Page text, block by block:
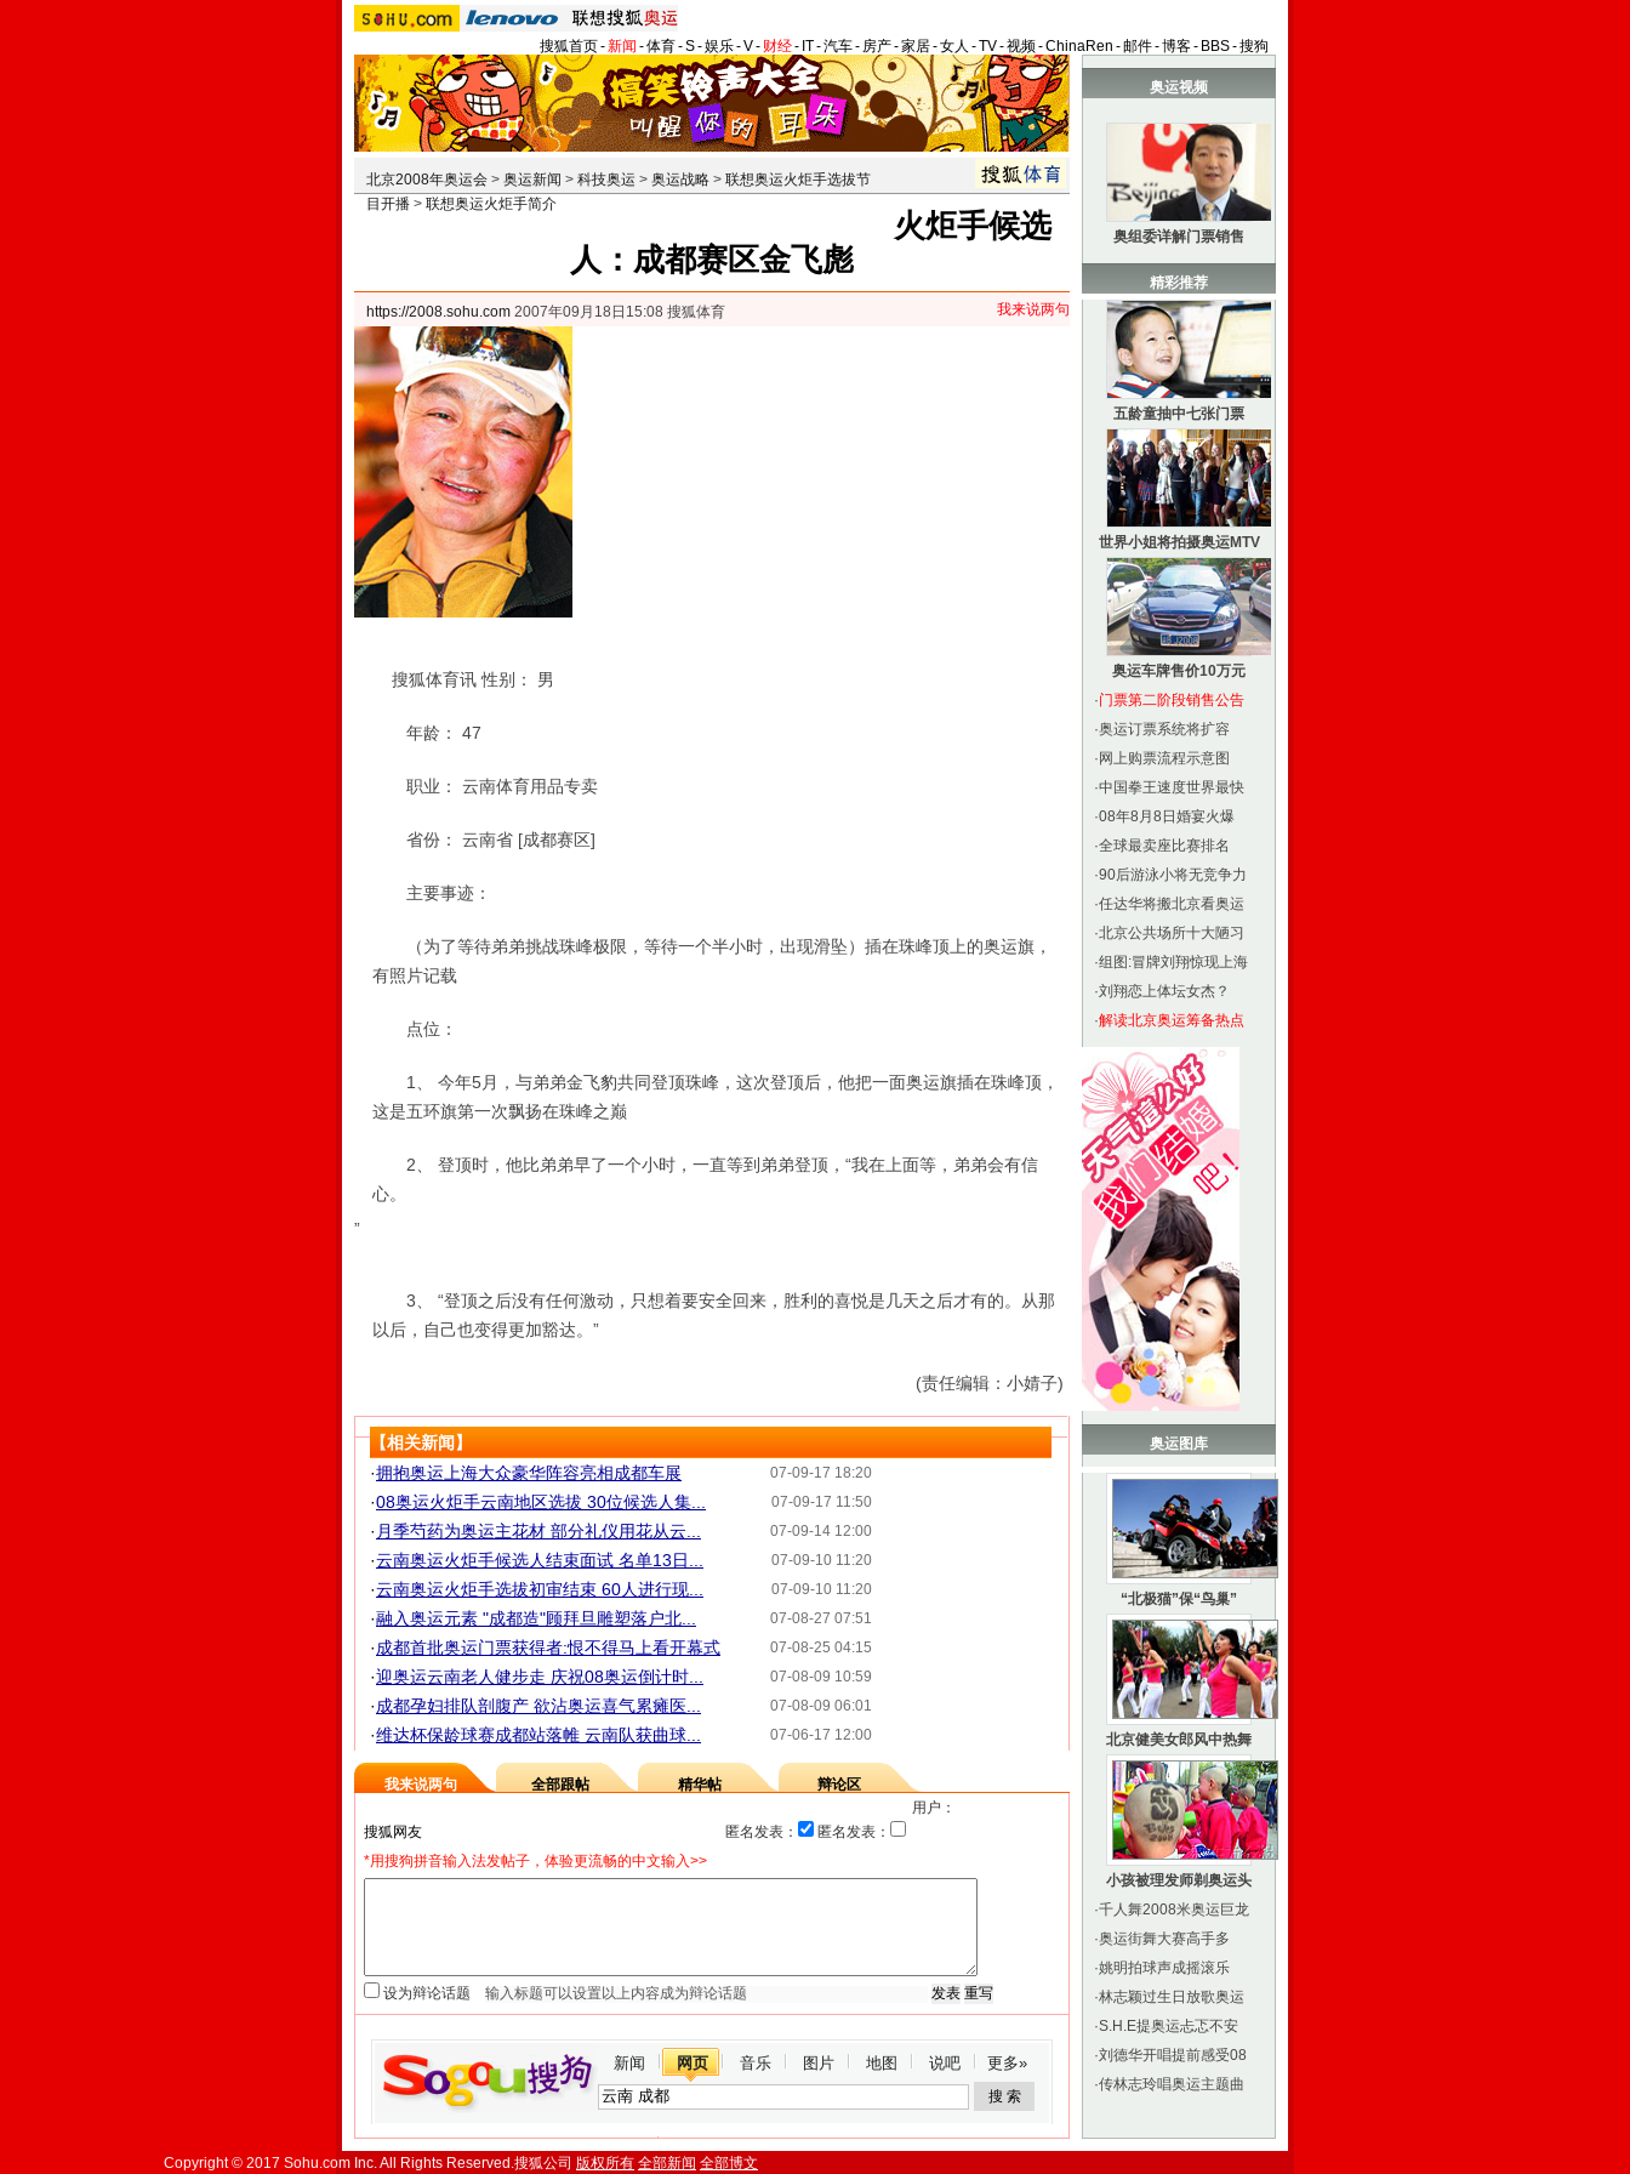
搜狐首页-新闻 -体育-S-娱乐-V- 财经- IT-汽车- 房产-家居-女人 -TV-视频-ChinaRen -邮件-博客- BBS-搜狗
北京2008年奥运会 > 奥运新闻 > 科技奥运 > 奥运战略 > 联想奥运火炬手选拔节
目开播 > 联想奥运火炬手简介
火炬手候选
人：成都赛区金飞彪
https://2008.sohu.com 2007年09月18日15:08 搜狐体育 我来说两句
搜狐体育讯 性别： 男
年龄： 47
职业： 云南体育用品专卖
省份： 云南省 [成都赛区]
主要事迹：
（为了等待弟弟挑战珠峰极限，等待一个半小时，出现滑坠）插在珠峰顶上的奥运旗，
有照片记载
点位：
1、 今年5月，与弟弟金飞豹共同登顶珠峰，这次登顶后，他把一面奥运旗插在珠峰顶，
这是五环旗第一次飘扬在珠峰之巅
2、 登顶时，他比弟弟早了一个小时，一直等到弟弟登顶，“我在上面等，弟弟会有信
心。
”
3、 “登顶之后没有任何激动，只想着要安全回来，胜利的喜悦是几天之后才有的。从那
以后，自己也变得更加豁达。”
(责任编辑：小婧子)
【相关新闻】
07-09-17 18:20
·拥抱奥运上海大众豪华阵容亮相成都车展
07-09-17 11:50
·08奥运火炬手云南地区选拔 30位候选人集...
07-09-14 12:00
· 月季芍药为奥运主花材 部分礼仪用花从云...
07-09-10 11:20
·云南奥运火炬手候选人结束面试 名单13日...
07-09-10 11:20
·云南奥运火炬手选拔初审结束 60人进行现...
07-08-27 07:51
·融入奥运元素 "成都造"顾拜旦雕塑落户北...
07-08-25 04:15
·成都首批奥运门票获得者:恨不得马上看开幕式
07-08-09 10:59
·迎奥运云南老人健步走 庆祝08奥运倒计时...
07-08-09 06:01
·成都孕妇排队剖腹产 欲沾奥运喜气累瘫医...
07-06-17 12:00
·维达杯保龄球赛成都站落帷 云南队获曲球...
我来说两句 全部跟帖 精华帖
辩论区
用户：
匿名发表：
匿名发表：
*用搜狗拼音输入法发帖子，体验更流畅的中文输入>>
设为辩论话题
新闻 网页 音乐 图片 地图 说吧 更多»
奥运视频
奥组委详解门票销售
精彩推荐
五龄童抽中七张门票
世界小姐将拍摄奥运MTV
奥运车牌售价10万元
·门票第二阶段销售公告
·奥运订票系统将扩容
· 网上购票流程示意图
·中国拳王速度世界最快
·08年8月8日婚宴火爆
·全球最卖座比赛排名
·90后游泳小将无竞争力
·任达华将搬北京看奥运
·北京公共场所十大陋习
·组图:冒牌刘翔惊现上海
·刘翔恋上体坛女杰？
·解读北京奥运筹备热点
奥运图库
“北极猫”保“鸟巢”
北京健美女郎风中热舞
小孩被理发师剃奥运头
·千人舞2008米奥运巨龙
·奥运街舞大赛高手多
·姚明拍球声成摇滚乐
·林志颖过生日放歌奥运
·S.H.E提奥运忐忑不安
·刘德华开唱提前感受08
·传林志玲唱奥运主题曲
Copyright © 2017 Sohu.com Inc. All Rights Reserved.搜狐公司 版权所有 全部新闻 全部博文